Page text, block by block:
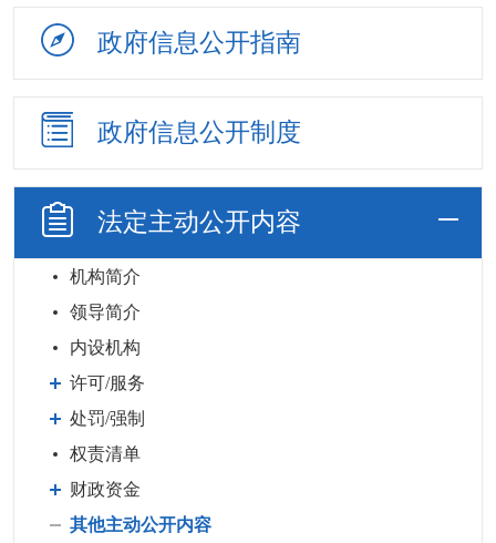
政府信息公开指南
政府信息公开制度
法定主动公开内容
机构简介
领导简介
内设机构
许可/服务
处罚/强制
权责清单
财政资金
其他主动公开内容